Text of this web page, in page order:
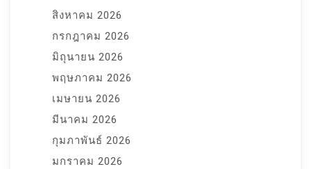
สิงหาคม 2026
กรกฎาคม 2026
มิถุนายน 2026
พฤษภาคม 2026
เมษายน 2026
มีนาคม 2026
กุมภาพันธ์ 2026
มกราคม 2026